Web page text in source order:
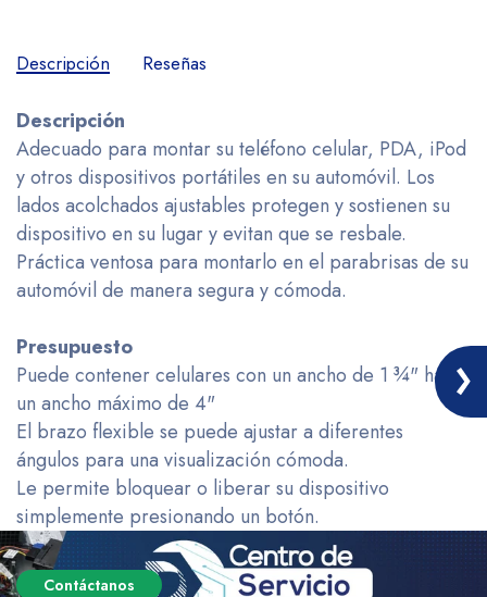
Descripción Reseñas
Descripción
Adecuado para montar su teléfono celular, PDA, iPod
y otros dispositivos portátiles en su automóvil. Los
lados acolchados ajustables protegen y sostienen su
dispositivo en su lugar y evitan que se resbale.
Práctica ventosa para montarlo en el parabrisas de su
automóvil de manera segura y cómoda.
Presupuesto
Puede contener celulares con un ancho de 1 ¾" hasta
un ancho máximo de 4"
El brazo flexible se puede ajustar a diferentes
ángulos para una visualización cómoda.
Le permite bloquear o liberar su dispositivo
simplemente presionando un botón.
Contáctanos